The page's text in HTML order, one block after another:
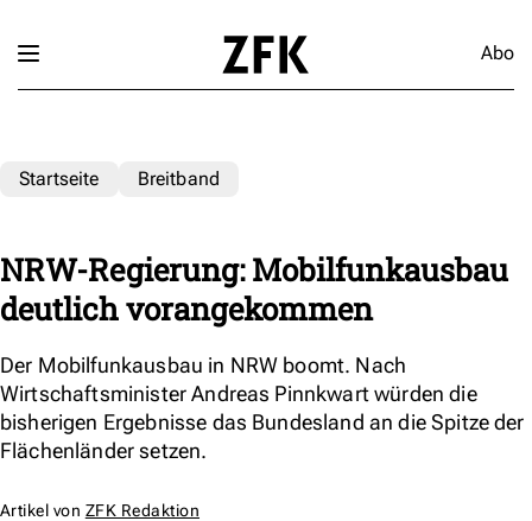
Abo
Startseite Breitband
NRW-Regierung: Mobilfunkausbau
deutlich vorangekommen
Der Mobilfunkausbau in NRW boomt. Nach
Wirtschaftsminister Andreas Pinnkwart würden die
bisherigen Ergebnisse das Bundesland an die Spitze der
Flächenländer setzen.
Artikel von ZFK Redaktion